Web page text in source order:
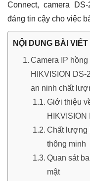
Connect, camera
đáng tin cậy cho việc
NỘI DUNG BÀI VIẾT
Camera IP
HIKVISION DS-
an ninh chất
Giới thiệu
HIKVISION
Chất lượng
thông minh
Quan sát
mật